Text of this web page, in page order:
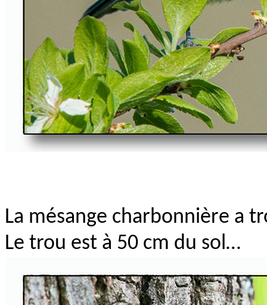
La mésange charbonnière a
Le trou est à 50 cm du sol…